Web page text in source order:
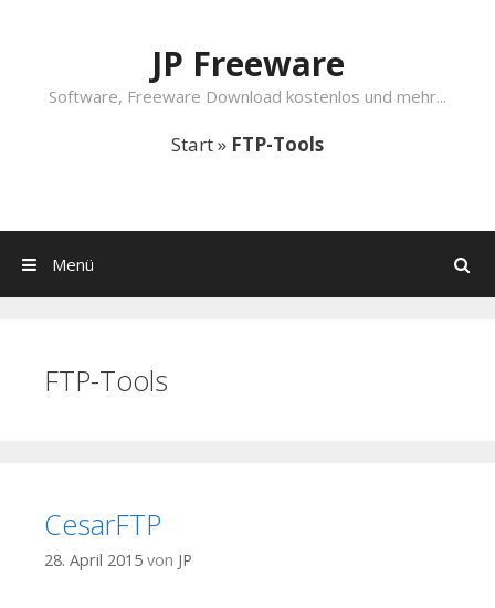
JP Freeware
Software, Freeware Download kostenlos und mehr...
Start» FTP-Tools
Suchen
Menü
FTP-Tools
CesarFTP
28. April 2015 von JP